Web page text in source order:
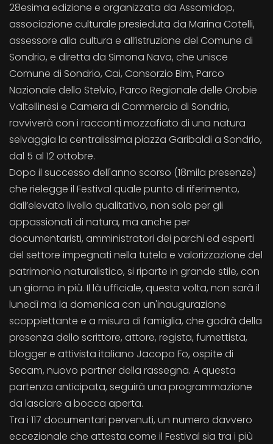
28esima edizione e organizzata da Assomidop,
associazione culturale presieduta da Marina Cotelli,
assessore alla cultura e all’istruzione del Comune di
Sondrio, e diretta da Simona Nava, che unisce
Comune di Sondrio, Cai, Consorzio Bim, Parco
Nazionale dello Stelvio, Parco Regionale delle Orobie
Valtellinesi e Camera di Commercio di Sondrio,
ravviverà con i racconti mozzafiato di una natura
selvaggia la centralissima piazza Garibaldi a Sondrio,
dal 5 al 12 ottobre.
Dopo il successo dell'anno scorso (18mila presenze)
che rielegge il Festival quale punto di riferimento,
dall’elevato livello qualitativo, non solo per gli
appassionati di natura, ma anche per
documentaristi, amministratori dei parchi ed esperti
del settore impegnati nella tutela e valorizzazione del
patrimonio naturalistico, si riparte in grande stile, con
un giorno in più. Il là ufficiale, questa volta, non sarà il
lunedì ma la domenica con un'inaugurazione
scoppiettante e a misura di famiglia, che godrà della
presenza dello scrittore, attore, regista, fumettista,
blogger e attivista italiano Jacopo Fo, ospite di
Secam, nuovo partner della rassegna. A questa
partenza anticipata, seguirà una programmazione
da lasciare a bocca aperta.
Tra i 117 documentari pervenuti, un numero davvero
eccezionale che attesta come il Festival sia tra i più